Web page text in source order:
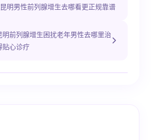
昆明男性前列腺增生去哪看更正规靠谱
明前列腺增生困扰老年男性去哪里治
贴心诊疗